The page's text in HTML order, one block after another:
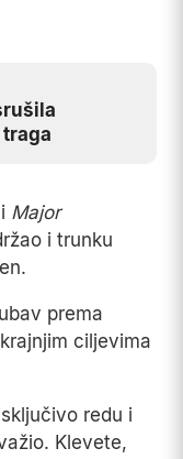
Major
i trunku
prema
ciljevima
redu i
Klevete,